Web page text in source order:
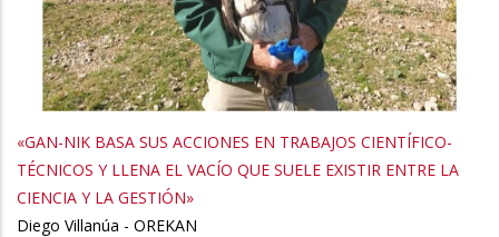
«GAN-NIK BASA SUS ACCIONES EN TRABAJOS CIENTÍFICO-
TÉCNICOS Y LLENA EL VACÍO QUE SUELE EXISTIR ENTRE LA
CIENCIA Y LA GESTIÓN»
Diego Villanúa - OREKAN